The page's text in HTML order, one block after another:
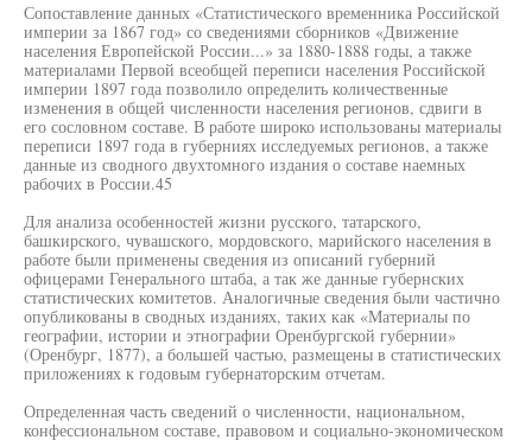
Сопоставление данных «Статистического временника Российской
империи за 1867 год» со сведениями сборников «Движение
населения Европейской России...» за 1880-1888 годы, а также
материалами Первой всеобщей переписи населения Российской
империи 1897 года позволило определить количественные
изменения в общей численности населения регионов, сдвиги в
его сословном составе. В работе широко использованы материалы
переписи 1897 года в губерниях исследуемых регионов, а также
данные из сводного двухтомного издания о составе наемных
рабочих в России.45
Для анализа особенностей жизни русского, татарского,
башкирского, чувашского, мордовского, марийского населения в
работе были применены сведения из описаний губерний
офицерами Генерального штаба, а так же данные губернских
статистических комитетов. Аналогичные сведения были частично
опубликованы в сводных изданиях, таких как «Материалы по
географии, истории и этнографии Оренбургской губернии»
(Оренбург, 1877), а большей частью, размещены в статистических
приложениях к годовым губернаторским отчетам.
Определенная часть сведений о численности, национальном,
конфессиональном составе, правовом и социально-экономическом